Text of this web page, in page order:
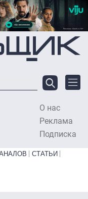
О нас
Реклама
Подписка
СТАТЬИ